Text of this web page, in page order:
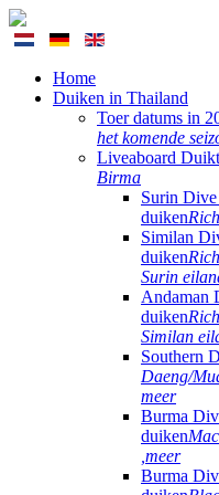
Home
Duiken in Thailand
Toer datums in
het komende
Liveaboard
Birma
Surin
duiken
Similan
duiken
Surin
Andaman
duiken
Similan
Southern
Daeng/
meer
Burma
duiken
,meer
Burma